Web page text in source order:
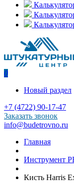
0
Новый раздел
+7 (4722) 90-17-47
Заказать звонок
info@budetrovno.ru
Главная
Инструмент
Кисть Harris